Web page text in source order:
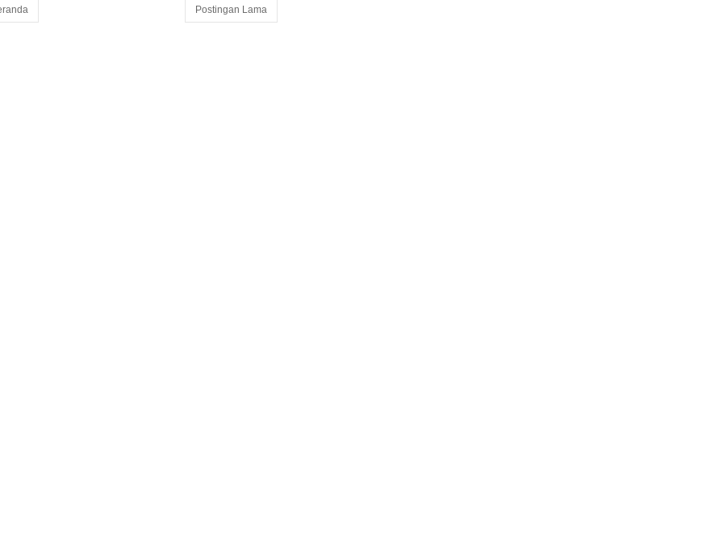
Postingan Lama